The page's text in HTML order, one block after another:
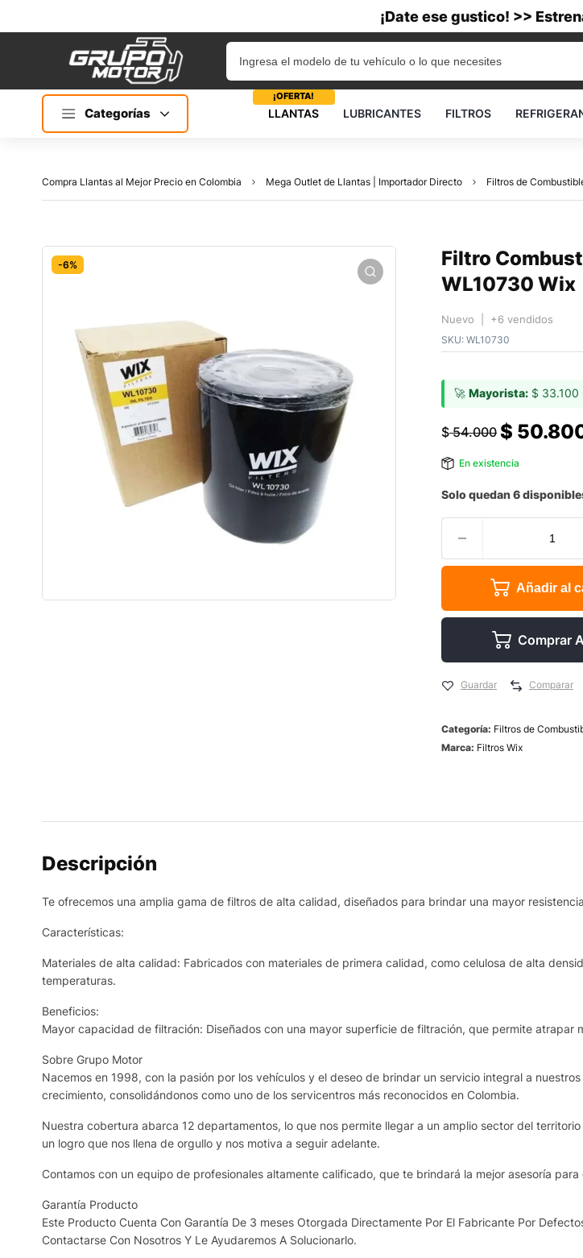
¡Date ese gustico! >>
Categorías LLANTAS
¡OFERTA!
LUBRICANTES FILTROS
Compra Llantas al Mejor Precio en Colombia Mega Outlet de Llantas | Importador Directo Filtros de
-6%
Filtro
WL10730 Wix
Nuevo | +6 vendidos
SKU: WL10730
🚀 Mayorista: $ 33.100
$54.000 $
En existencia
Solo quedan 6
Añadir al
Comprar
Guardar Comparar
Categoría: Filtros de
Marca: Filtros Wix
Descripción
Te ofrecemos una amplia gama de filtros de alta calidad, diseñados para brindar una mayor
Características:
Materiales de alta calidad: Fabricados con materiales de primera calidad, como celulosa de alta
temperaturas.
Beneficios:
Mayor capacidad de filtración: Diseñados con una mayor superficie de filtración, que permite
Sobre Grupo Motor
Nacemos en 1998, con la pasión por los vehículos y el deseo de brindar un servicio integral a
crecimiento, consolidándonos como uno de los servicentros más reconocidos en Colombia.
Nuestra cobertura abarca 12 departamentos, lo que nos permite llegar a un amplio sector del
un logro que nos llena de orgullo y nos motiva a seguir adelante.
Contamos con un equipo de profesionales altamente calificado, que te brindará la mejor asesoría
Garantía Producto
Este Producto Cuenta Con Garantía De 3 meses Otorgada Directamente Por El Fabricante Por
Contactarse Con Nosotros Y Le Ayudaremos A Solucionarlo.